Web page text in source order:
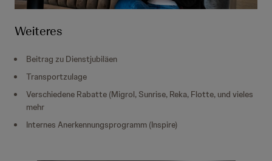
Weiteres
Beitrag zu Dienstjubiläen
Transportzulage
Verschiedene Rabatte (Migrol, Sunrise, Reka, Flotte, und vieles
mehr
Internes Anerkennungsprogramm (Inspire)